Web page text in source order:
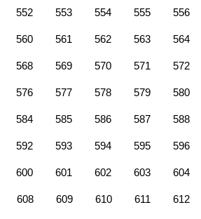
552 553 554 555 556
560 561 562 563 564
568 569 570 571 572
576 577 578 579 580
584 585 586 587 588
592 593 594 595 596
600 601 602 603 604
608 609 610 611 612